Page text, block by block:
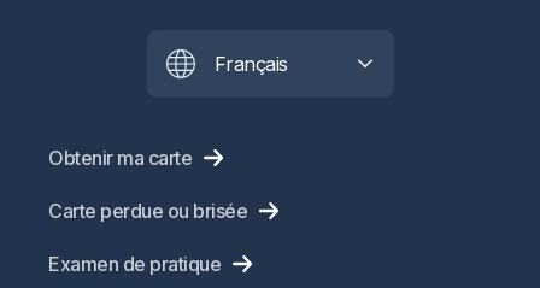
Français
Obtenir ma carte
Carte perdue ou brisée
Examen de pratique